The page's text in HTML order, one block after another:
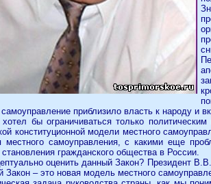
приблизило власть к народу и
бы ограничиваться только
конституционной модели местного
местного самоуправления, с какими еще
гражданского общества в России.
оценить данный Закон? Президент
Закон – это новая модель местного